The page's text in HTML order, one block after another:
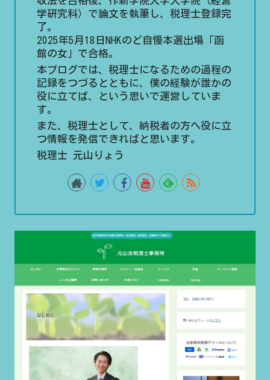
学研究科）で論文を執筆し、税理士登録完
了。
2025年5月18日NHKのど自慢本選出場「函
館の女」で合格。
本ブログでは、税理士になるための過程の
記録をつづるとともに、僕の経験が誰かの
役に立てば、という思いで運営していま
す。
また、税理士として、納税者の方へ役に立
つ情報を発信できればと思います。
税理士 元山りょう